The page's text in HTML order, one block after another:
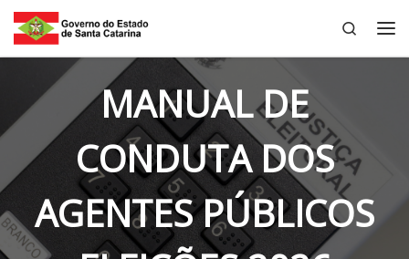
Skip to content
Search
MANUAL DE
CONDUTA DOS
AGENTES PÚBLICOS